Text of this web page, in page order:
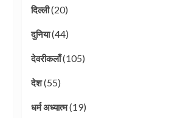
दिल्ली(20)
दुनिया(44)
देवरीकलाँ(105)
देश(55)
धर्म अध्यात्म(19)